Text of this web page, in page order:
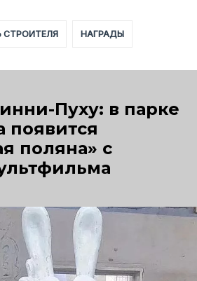
СТРОИТЕЛЯ НАГРАДЫ
Пуху: в парке
появится
поляна» с